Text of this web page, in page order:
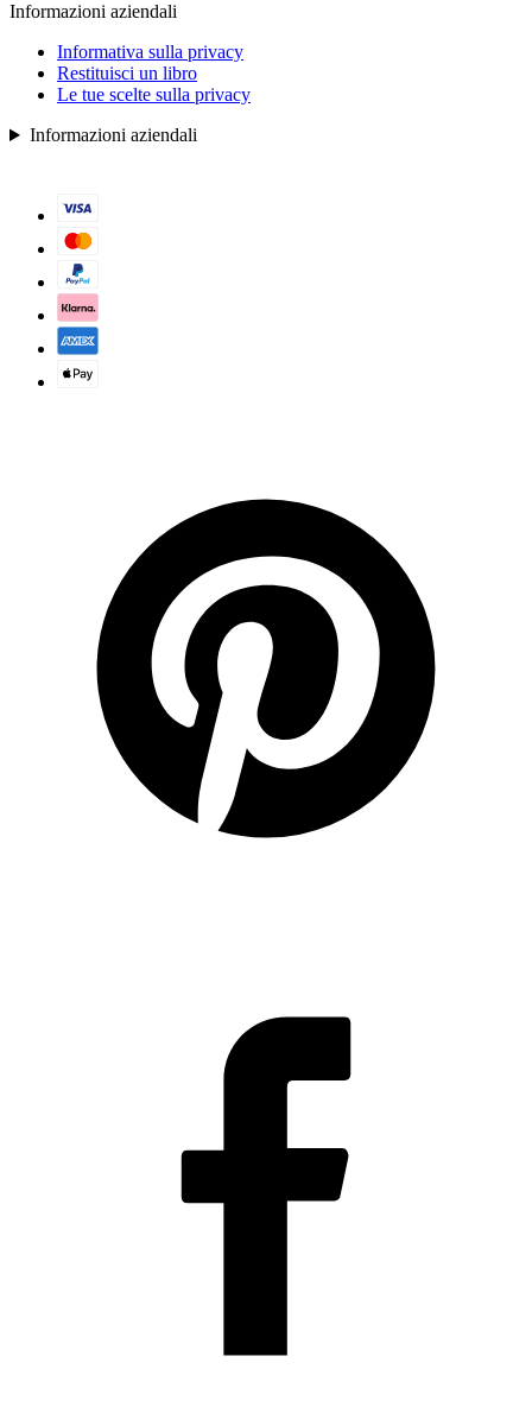
Informazioni aziendali
Informativa sulla privacy
Restituisci un libro
Le tue scelte sulla privacy
Informazioni aziendali